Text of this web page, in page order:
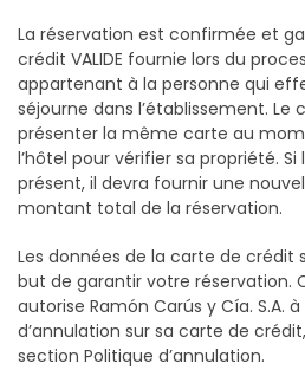
La réservation est confirmée et
crédit VALIDE fournie lors du
appartenant à la personne qui
séjourne dans l’établissement. Le
présenter la même carte au
l’hôtel pour vérifier sa propriété. Si
présent, il devra fournir une
montant total de la réservation.
Les données de la carte de crédit
but de garantir votre réservation.
autorise Ramón Carús y Cía. S.A.
d’annulation sur sa carte de
section Politique d’annulation.